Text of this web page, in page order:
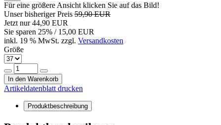
Für eine größere Ansicht klicken Sie auf das Bild!
Unser bisheriger Preis 59,90 EUR
Jetzt nur44,90 EUR
Sie sparen 25% / 15,00 EUR
inkl. 19 % MwSt. zzgl. Versandkosten
Größe
In den Warenkorb
Artikeldatenblatt drucken
Produktbeschreibung